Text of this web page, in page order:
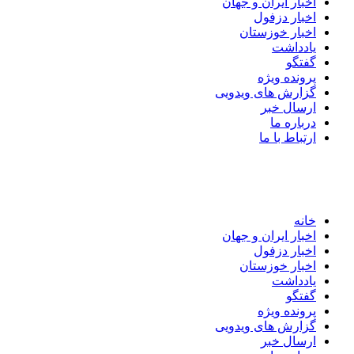
اخبار دزفول
اخبار خوزستان
یادداشت
گفتگو
پرونده ویژه
گزارش های ویدویی
ارسال خبر
درباره ما
ارتباط با ما
خانه
اخبار ایران و جهان
اخبار دزفول
اخبار خوزستان
یادداشت
گفتگو
پرونده ویژه
گزارش های ویدویی
ارسال خبر